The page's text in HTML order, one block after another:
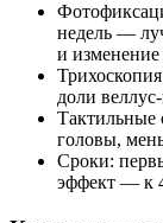
недель —
и изменение
доли
Тактильные
головы,
Сроки:
эффект — к